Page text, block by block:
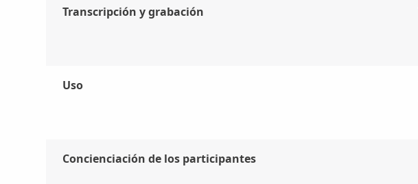
Transcripción y grabación
Uso
Concienciación de los participantes